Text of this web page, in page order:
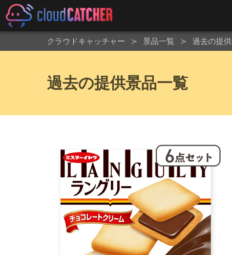
クラウドキャッチャー 景品一覧 過去の提
過去の提供景品一覧